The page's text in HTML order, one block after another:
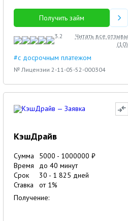
Получить займ
3.2
Читать все отзывы
(10)
#с досрочным платежом
№ Лицензии 2-11-05-52-000304
КэшДрайв
Сумма 5000 - 1000000 ₽
Время
до 40 минут
Срок
30 - 1 825 дней
Ставка
от 1%
Получение:
3